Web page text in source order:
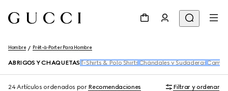
Hombre Prêt-à-Porter Para Hombre
ABRIGOS Y CHAQUETAS T-Shirts & Polo Shirts Chándales y Sudaderas
24 Artículos ordenados por Recomendaciones Filtrar y ordenar